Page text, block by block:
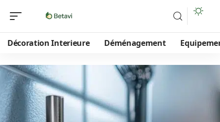
Décoration Interieure Déménagement